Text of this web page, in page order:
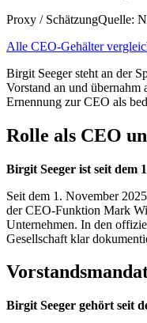
Proxy / SchätzungQuelle:
Alle CEO-Gehälter
Birgit Seeger steht an der
Vorstand an und
Ernennung zur CEO als
Rolle als CEO
Birgit Seeger ist seit
Seit dem 1. November
der CEO-Funktion Mark
Unternehmen. In den
Gesellschaft klar
Birgit Seeger gehört seit